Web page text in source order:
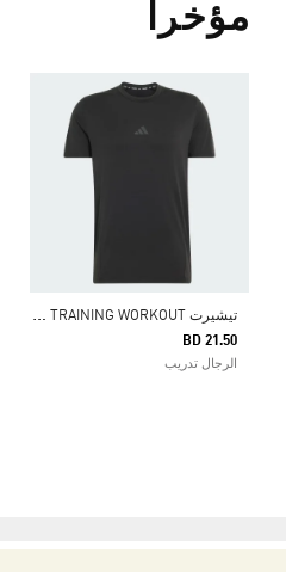
مؤخراً
ت
يشيرت DESIGNED FOR TRAINING WORKOUT
BD 21.50
الرجال تدريب